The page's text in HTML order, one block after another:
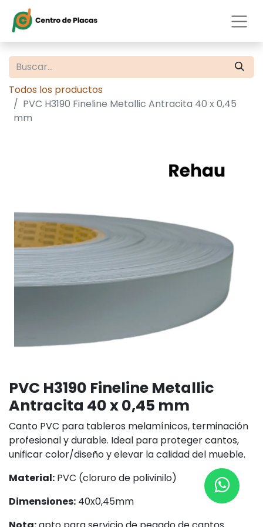
Todos los productos
PVC H3190 Fineline Metallic Antracita 40 x 0,45
mm
PVC H3190 Fineline Metallic
Antracita 40 x 0,45 mm
Canto PVC para tableros melamínicos, terminación
profesional y durable. Ideal para proteger cantos,
unificar color/diseño y elevar la calidad del mueble.
Material: PVC (cloruro de polivinilo)
Dimensiones: 40x0,45mm